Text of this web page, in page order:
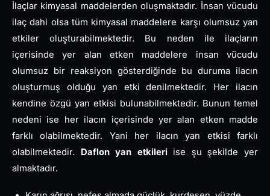
İlaçlar kimyasal maddelerden oluşmaktadır. İnsan vücudu
ilaç dahi olsa tüm kimyasal maddelere karşı olumsuz yan
etkiler oluşturabilmektedir. Bu neden ile ilaçların
içerisinde yer alan etken maddelere insan vücudu
olumsuz bir reaksiyon gösterdiğinde bu duruma ilacın
oluşturmuş olduğu yan etki denilmektedir. Her ilacın
kendine özgü yan etkisi bulunabilmektedir. Bunun temel
nedeni ise her ilacın içerisinde yer alan etken madde
farklı olabilmektedir. Yani her ilacın yan etkisi farklı
olabilmektedir. Daflon yan etkileriise şu şekilde yer
almaktadır.